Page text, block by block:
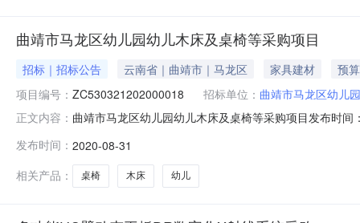
曲靖市马龙区幼儿园幼儿木床及桌椅等采购项目
招标｜招标公告 云南省｜曲靖市｜马龙区 家具建材
预
项目编号： ZC530321202000018 招标单位： 曲靖市马龙区幼儿园
正文内容： 曲靖市马龙区幼儿园幼儿木床及桌椅等采购项目发布时
力的供应商报名参加竞谈。?xml:namespace采购单位基
电话
发布时间： 2020-08-31
相关产品：
桌椅 木床 幼儿